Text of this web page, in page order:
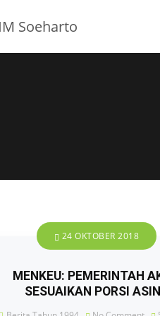
24 OKTOBER 2018
MENKEU: PEMERINTAH
SESUAIKAN PORSI